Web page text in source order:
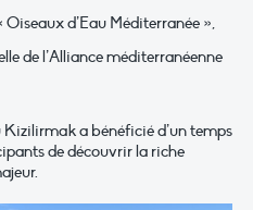
Oiseaux d’Eau Méditerranée »,
de l’Alliance méditerranéenne
a bénéficié d’un temps
de découvrir la riche